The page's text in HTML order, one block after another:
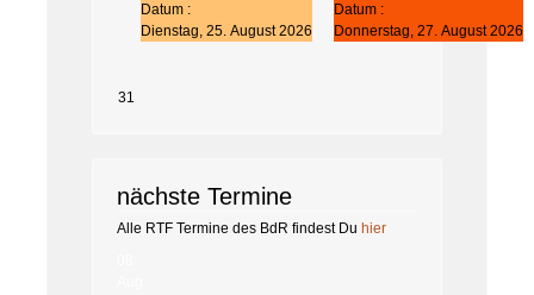
Datum :
Dienstag, 25. August 2026
Datum :
Donnerstag, 27. August 2026
31
nächste Termine
Alle RTF Termine des BdR findest Du hier